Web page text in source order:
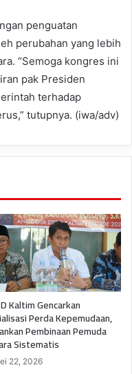
penguatan
perubahan yang lebih
“Semoga kongres ini
pak Presiden
terhadap
tutupnya. (iwa/adv)
Kaltim Gencarkan
Perda Kepemudaan,
Pembinaan Pemuda
Sistematis
22, 2026